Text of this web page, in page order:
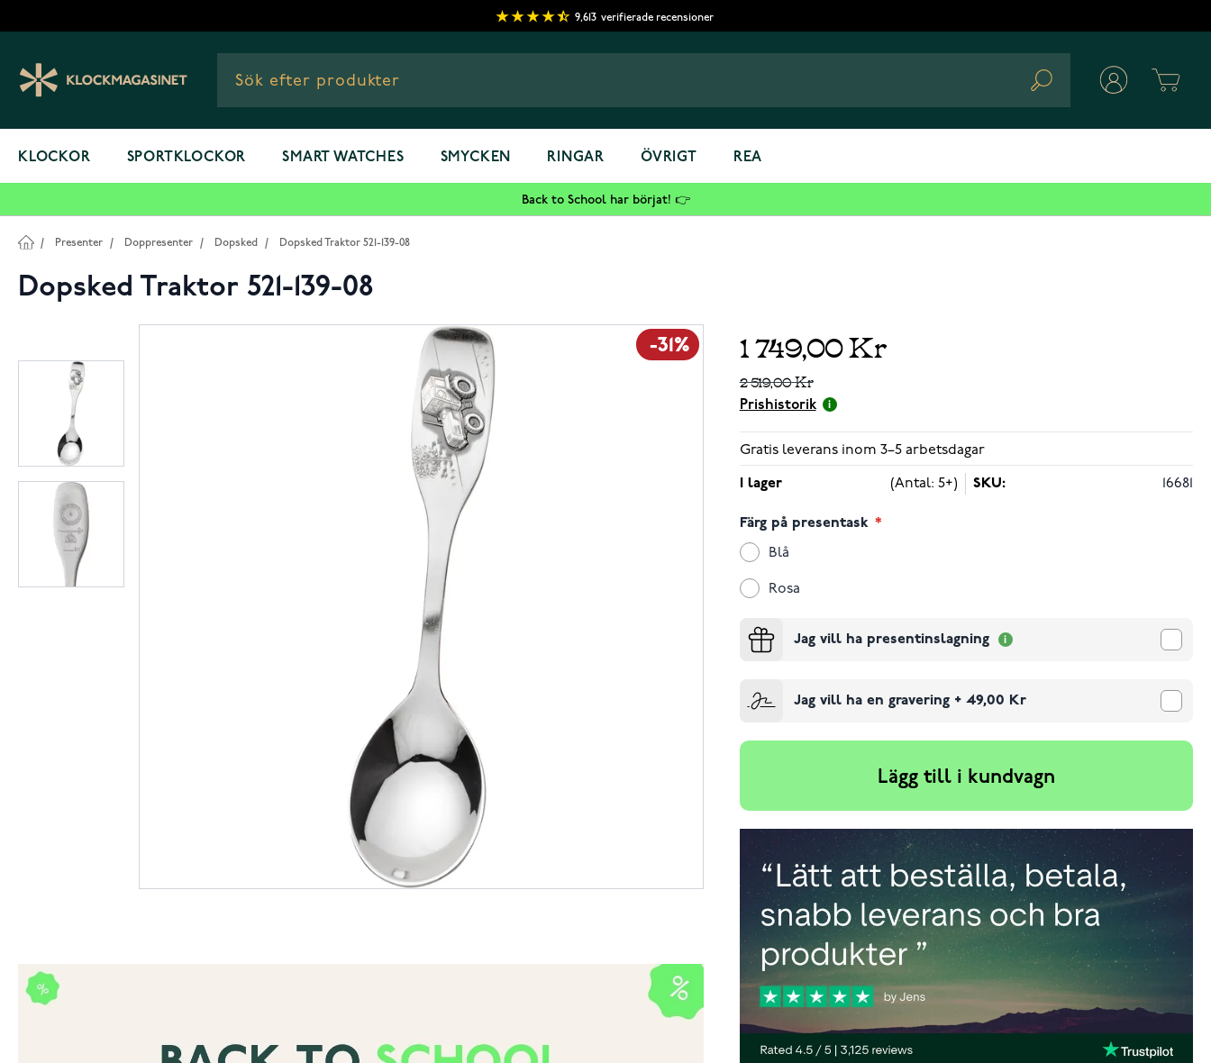
9,613 verifierade recensioner
Search
KLOCKOR SPORTKLOCKOR SMART WATCHES SMYCKEN RINGAR ÖVRIGT REA
Back to School har börjat! 👉
/ Presenter / Doppresenter / Dopsked / Dopsked Traktor 521-139-08
Dopsked Traktor 521-139-08
-31% 1 749,00 Kr
2 519,00 Kr
Prishistorik
Gratis leverans inom 3–5 arbetsdagar
I lager (Antal: 5+) SKU: 16681
Färg på presentask
Blå
Rosa
Jag vill ha presentinslagning
Jag vill ha en gravering+ 49,00 Kr
Lägg till i kundvagn